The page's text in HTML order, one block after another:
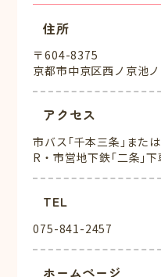
住所
〒604-8375
京都市中京区西ノ京池
アクセス
市バス｢千本三条｣また
R・市営地下鉄｢二条｣
TEL
075-841-2457
ホームページ